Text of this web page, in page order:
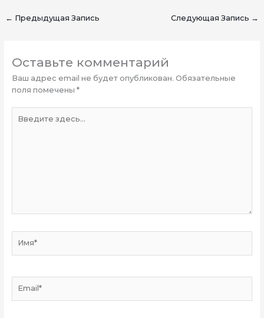
← Предыдущая Запись Следующая Запись →
Оставьте комментарий
Ваш адрес email не будет опубликован. Обязательные
поля помечены *
здесь...